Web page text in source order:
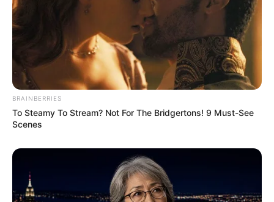
BRAINBERRIES
To Steamy To Stream? Not For The Bridgertons! 9 Must-See
Scenes